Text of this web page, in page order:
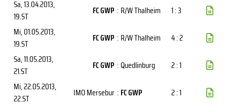
Sa, 13.04.2013,
19.ST
FC GWP : R/W Thalheim
1 : 3
Mi, 01.05.2013,
19.ST
FC GWP : R/W Thalheim
4 : 2
Sa, 11.05.2013,
21.ST
FC GWP :Quedlinburg
2 : 1
Mi, 22.05.2013,
22.ST
IMO Mersebur : FC GWP
2 : 1